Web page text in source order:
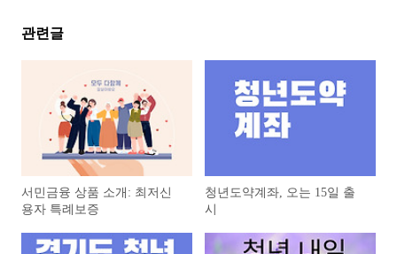
관련글
서민금융 상품 소개: 최저신
용자 특례보증
청년도약계좌, 오는 15일 출
시